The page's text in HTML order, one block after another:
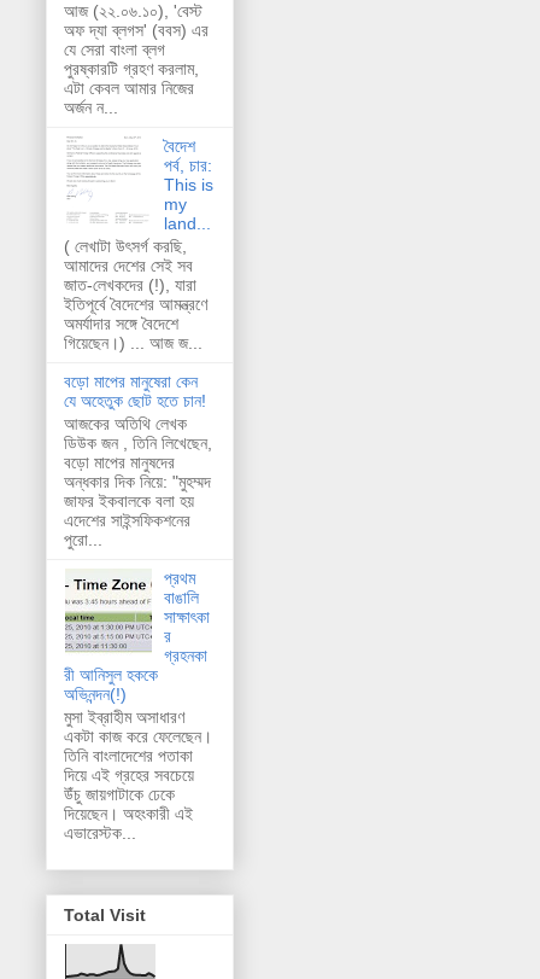
আজ (২২.০৬.১০), 'বেস্ট
অফ দ্যা ব্লগস' (ববস) এর
যে সেরা বাংলা ব্লগ
পুরষ্কারটি গ্রহণ করলাম,
এটা কেবল আমার নিজের
অর্জন ন...
বৈদেশ
পর্ব, চার:
This is
my
land...
( লেখাটা উৎসর্গ করছি,
আমাদের দেশের সেই সব
জাত-লেখকদের (!), যারা
ইতিপূর্বে বৈদেশের আমন্ত্রণে
অমর্যাদার সঙ্গে বৈদেশে
গিয়েছেন।) ... আজ জ...
বড়ো মাপের মানুষেরা কেন
যে অহেতুক ছোট হতে চান!
আজকের অতিথি লেখক
ডিউক জন , তিনি লিখেছেন,
বড়ো মাপের মানুষদের
অন্ধকার দিক নিয়ে: "মুহম্মদ
জাফর ইকবালকে বলা হয়
এদেশের সাইন্সফিকশনের
পুরো...
প্রথম
বাঙালি
সাক্ষাৎকা
র
গ্রহনকা
রী আনিসুল হককে
অভিনন্দন(!)
মুসা ইব্রাহীম অসাধারণ
একটা কাজ করে ফেলেছেন।
তিনি বাংলাদেশের পতাকা
দিয়ে এই গ্রহের সবচেয়ে
উঁচু জায়গাটাকে ঢেকে
দিয়েছেন। অহংকারী এই
এভারেস্টক...
Total Visit